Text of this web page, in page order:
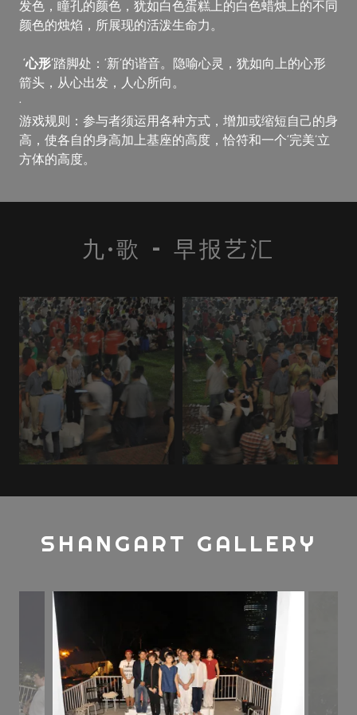
发色，瞳孔的颜色，犹如白色蛋糕上的白色蜡烛上的不同
颜色的烛焰，所展现的活泼生命力。
‘心形’踏脚处：‘新’的谐音。隐喻心灵，犹如向上的心形
箭头，从心出发，人心所向。
·
游戏规则：参与者须运用各种方式，增加或缩短自己的身
高，使各自的身高加上基座的高度，恰符和一个‘完美’立
方体的高度。
九·歌 – 早报艺汇
SHANGART GALLERY